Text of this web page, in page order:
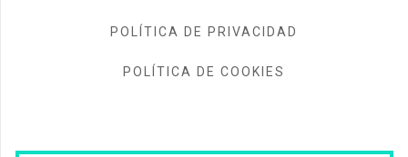
POLÍTICA DE PRIVACIDAD
POLÍTICA DE COOKIES